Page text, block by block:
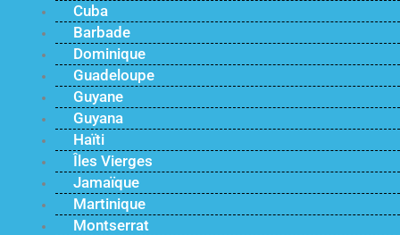
Cuba
Barbade
Dominique
Guadeloupe
Guyane
Guyana
Haïti
Îles Vierges
Jamaïque
Martinique
Montserrat